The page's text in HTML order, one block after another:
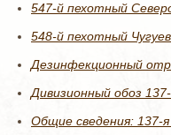
547-й пехотный
548-й пехотный
Дезинфекционный
Дивизионный обоз
Общие сведения: 137-я